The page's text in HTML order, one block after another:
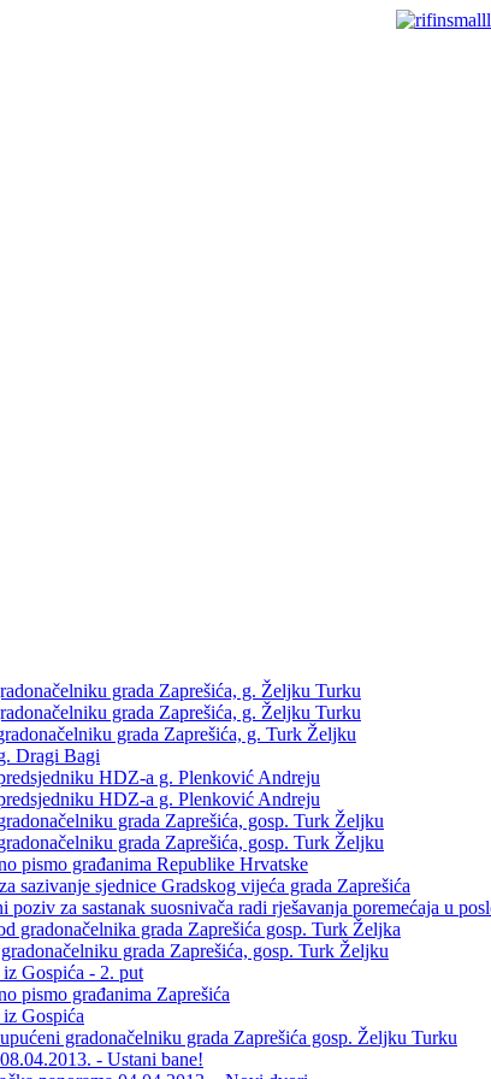
grada Zaprešića, g. Željku Turku
grada Zaprešića, g. Željku Turku
grada Zaprešića, g. Turk Željku
Dragi Bagi
HDZ-a g. Plenković Andreju
HDZ-a g. Plenković Andreju
grada Zaprešića, gosp. Turk Željku
grada Zaprešića, gosp. Turk Željku
pismo građanima Republike Hrvatske
sazivanje sjednice Gradskog vijeća grada Zaprešića
poziv za sastanak suosnivača radi rješavanja poremećaja u
gradonačelnika grada Zaprešića gosp. Turk Željka
grada Zaprešića, gosp. Turk Željku
Gospića - 2. put
pismo građanima Zaprešića
Gospića
gradonačelniku grada Zaprešića gosp. Željku Turku
- Ustani bane!